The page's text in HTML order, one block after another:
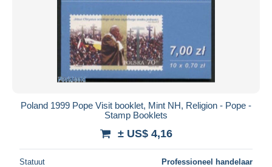
Poland 1999 Pope Visit booklet, Mint NH, Religion - Pope -
Stamp Booklets
± US$ 4,16
Statuut Professioneel handelaar